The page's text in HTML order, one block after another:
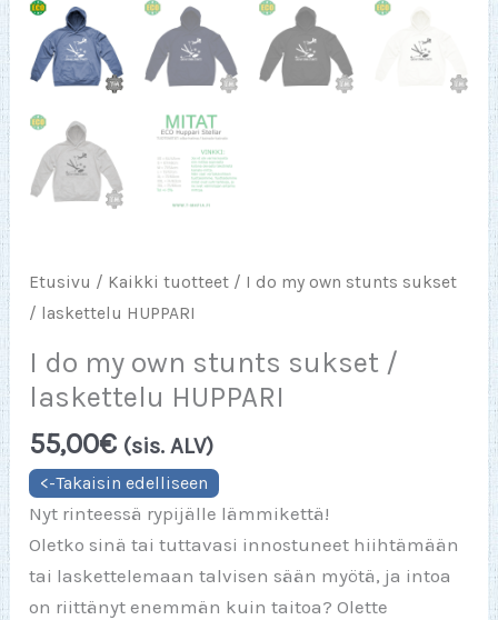
Etusivu / Kaikki tuotteet / I do my own stunts sukset
/ laskettelu HUPPARI
I do my own stunts sukset /
laskettelu HUPPARI
55,00€ (sis. ALV)
Nyt rinteessä rypijälle lämmikettä!
Oletko sinä tai tuttavasi innostuneet hiihtämään
tai laskettelemaan talvisen sään myötä, ja intoa
on riittänyt enemmän kuin taitoa? Olette